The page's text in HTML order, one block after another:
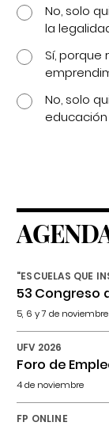
No, solo
la
Sí, porque
No, solo
educación
"ESCUELAS QUE
53 Congreso
5, 6 y 7 de noviembre
UFV 2026
Foro de
4 de noviembre
FP ONLINE